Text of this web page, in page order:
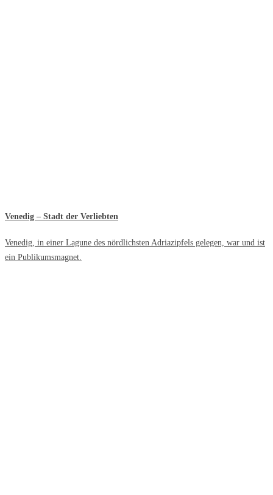
Venedig – Stadt der Verliebten
Venedig, in einer Lagune des nördlichsten Adriazipfels gelegen, war und ist
ein Publikumsmagnet.